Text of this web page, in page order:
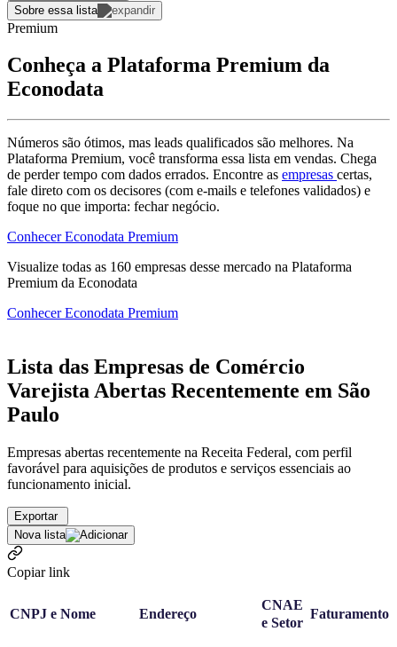
Sobre essa lista
Premium
Conheça a Plataforma Premium da
Econodata
Números são ótimos, mas leads qualificados são melhores. Na
Plataforma Premium, você transforma essa lista em vendas. Chega
de perder tempo com dados errados. Encontre as empresas certas,
fale direto com os decisores (com e-mails e telefones validados) e
foque no que importa: fechar negócio.
Conhecer Econodata Premium
Visualize todas as 160 empresas desse mercado na Plataforma
Premium da Econodata
Conhecer Econodata Premium
Lista das Empresas de Comércio
Varejista Abertas Recentemente em São
Paulo
Empresas abertas recentemente na Receita Federal, com perfil
favorável para aquisições de produtos e serviços essenciais ao
funcionamento inicial.
Exportar
Nova lista
Copiar link
CNPJ e Nome Endereço
CNAE
e Setor
Faturamento